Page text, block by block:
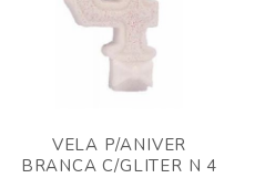
VELA P/ANIVER
BRANCA C/GLITER N 4